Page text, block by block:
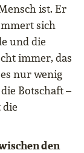
ist. Er
sich
und die
immer, das
nur wenig
Botschaft –
den